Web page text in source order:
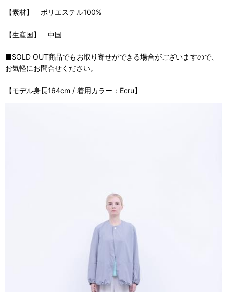
【素材】 ポリエステル100%
【生産国】 中国
■SOLD OUT商品でもお取り寄せができる場合がございますので、
お気軽にお問合せください。
【モデル身長164cm / 着用カラー：Ecru】